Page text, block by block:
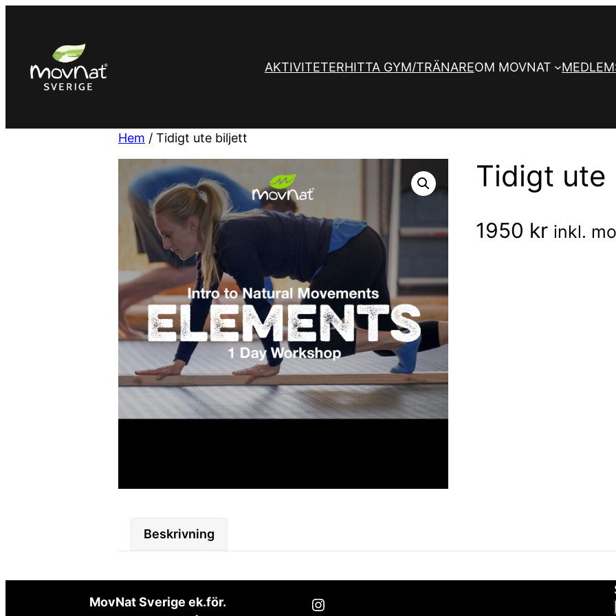
AKTIVITETERHITTA GYM/TRÄNAREOM MOVNAT
Hem / Tidigt ute biljett
Tidigt ute
1950 kr inkl.
Beskrivning
MovNat Sverige ek.för.
Instagram